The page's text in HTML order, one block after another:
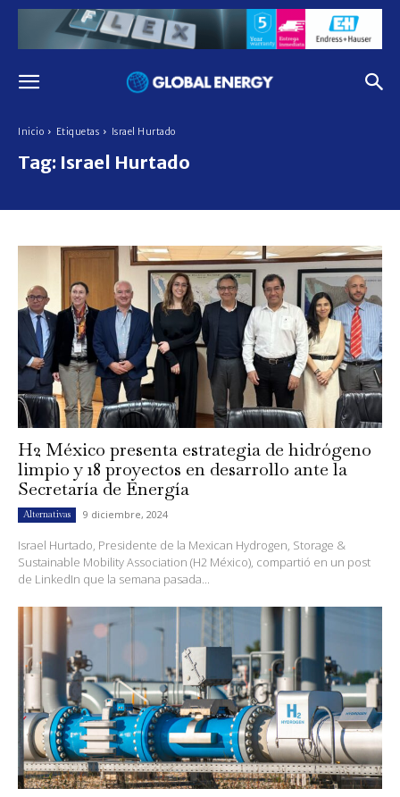
Inicio Etiquetas Israel Hurtado
Tag: Israel Hurtado
H2 México presenta estrategia de hidrógeno
limpio y 18 proyectos en desarrollo ante la
Secretaría de Energía
Alternativas 9 diciembre, 2024
Israel Hurtado, Presidente de la Mexican Hydrogen, Storage &
Sustainable Mobility Association (H2 México), compartió en un post
de LinkedIn que la semana pasada...